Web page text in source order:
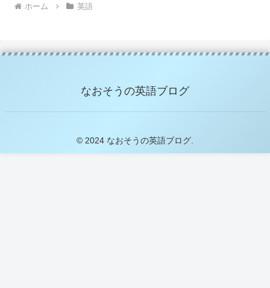
ホーム 英語
なおそうの英語ブログ
© 2024 なおそうの英語ブログ.